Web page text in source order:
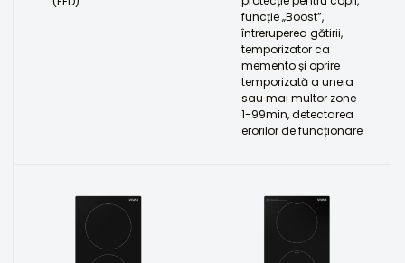
funcție „Boost”,
întreruperea gătirii,
temporizator ca
memento și oprire
temporizată a uneia
sau mai multor zone
1-99min, detectarea
erorilor de funcționare